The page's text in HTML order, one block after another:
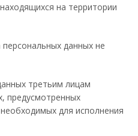
на территории
персональных данных не
третьим лицам
предусмотренных
для исполнения